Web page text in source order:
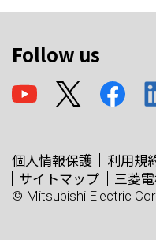
Follow us
個人情報保護 利用規
サイトマップ
三菱
© Mitsubishi Electric